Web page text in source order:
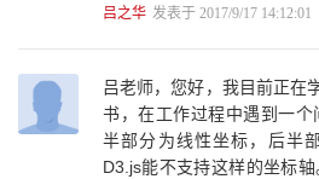
4.6.2 排序sort 81
4.7 数组的常用方法 82
4.7.1 排序 82
4.7.2 求值 83
4.7.3 生成和操作 85
吕之华 发表于 2017/9/17 14:12:01
吕老师，您好，我目前正在
书，在工作过程中遇到一
半部分为线性坐标，后半
D3.js能不支持这样的坐标